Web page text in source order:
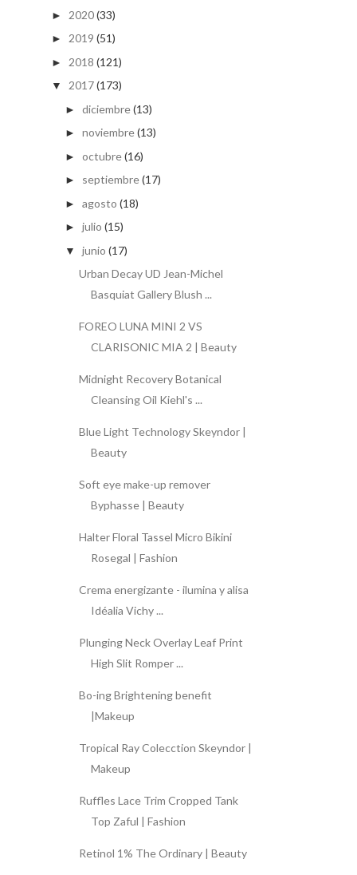
► 2020(33)
► 2019 (51)
► 2018 (121)
▼ 2017(173)
► diciembre(13)
► noviembre(13)
► octubre(16)
► septiembre(17)
► agosto (18)
► julio (15)
▼ junio (17)
Urban Decay UD Jean-Michel
Basquiat Gallery Blush ...
FOREO LUNA MINI 2 VS
CLARISONIC MIA 2 | Beauty
Midnight Recovery Botanical
Cleansing Oil Kiehl's ...
Blue Light Technology Skeyndor |
Beauty
Soft eye make-up remover
Byphasse | Beauty
Halter Floral Tassel Micro Bikini
Rosegal | Fashion
Crema energizante - ilumina y alisa
Idéalia Vichy ...
Plunging Neck Overlay Leaf Print
High Slit Romper ...
Bo-ing Brightening benefit
|Makeup
Tropical Ray Colecction Skeyndor |
Makeup
Ruffles Lace Trim Cropped Tank
Top Zaful | Fashion
Retinol 1% The Ordinary | Beauty